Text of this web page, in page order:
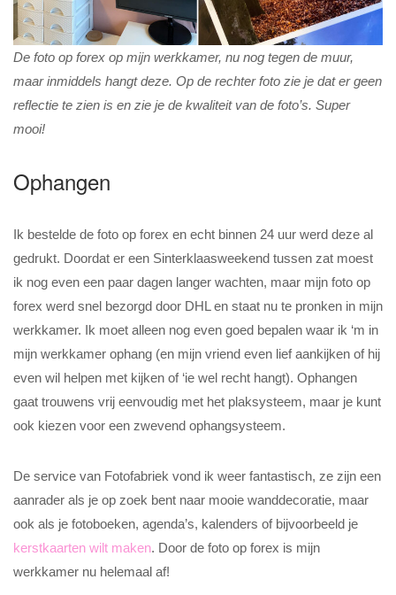
De foto op forex op mijn werkkamer, nu nog tegen de muur,
maar inmiddels hangt deze. Op de rechter foto zie je dat er geen
reflectie te zien is en zie je de kwaliteit van de foto’s. Super
mooi!
Ophangen
Ik bestelde de foto op forex en echt binnen 24 uur werd deze al
gedrukt. Doordat er een Sinterklaasweekend tussen zat moest
ik nog even een paar dagen langer wachten, maar mijn foto op
forex werd snel bezorgd door DHL en staat nu te pronken in mijn
werkkamer. Ik moet alleen nog even goed bepalen waar ik ‘m in
mijn werkkamer ophang (en mijn vriend even lief aankijken of hij
even wil helpen met kijken of ‘ie wel recht hangt). Ophangen
gaat trouwens vrij eenvoudig met het plaksysteem, maar je kunt
ook kiezen voor een zwevend ophangsysteem.
De service van Fotofabriek vond ik weer fantastisch, ze zijn een
aanrader als je op zoek bent naar mooie wanddecoratie, maar
ook als je fotoboeken, agenda’s, kalenders of bijvoorbeeld je
kerstkaarten wilt maken. Door de foto op forex is mijn
werkkamer nu helemaal af!